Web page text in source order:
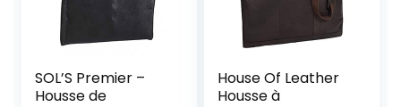
SOL’S Premier –
Housse de
House Of Leather
Housse à